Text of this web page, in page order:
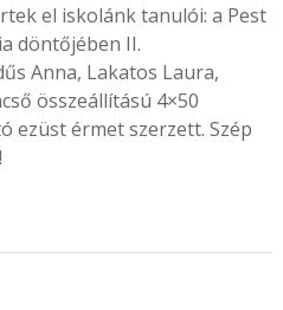
el iskolánk tanulói: a Pest
döntőjében II.
Anna, Lakatos Laura,
összeállítású 4×50
ezüst érmet szerzett. Szép